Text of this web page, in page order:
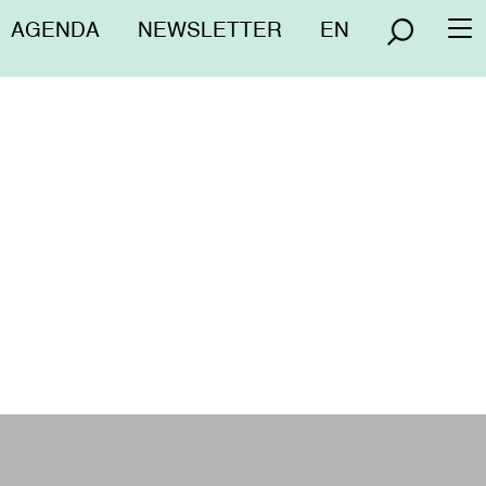
Menú
AGENDA NEWSLETTER EN